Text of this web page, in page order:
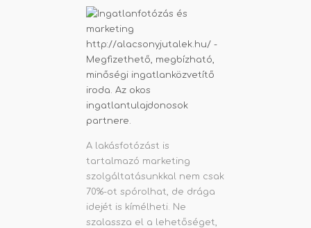
A lakásfotózást is
tartalmazó marketing
szolgáltatásunkkal nem csak
70%-ot spórolhat, de drága
idejét is kímélheti. Ne
szalassza el a lehetőséget,